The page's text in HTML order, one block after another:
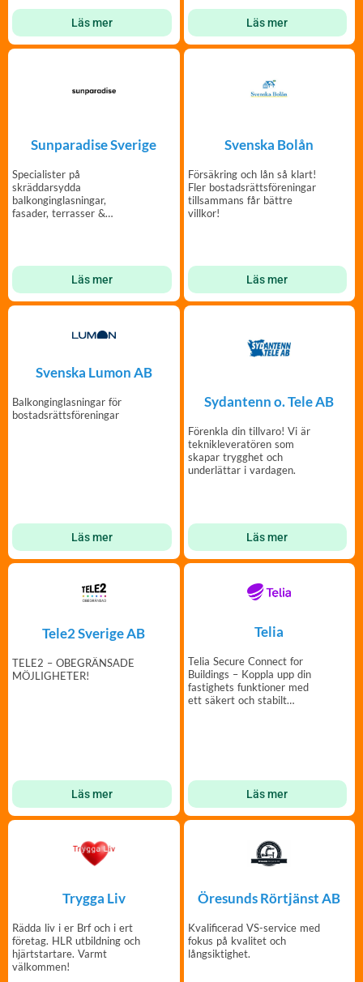
Läs mer Läs mer
Sunparadise Sverige
Specialister på
skräddarsydda
balkonginglasningar,
fasader, terrasser &
Läs mer
Svenska Bolån
Försäkring och lån så klart!
Fler bostadsrättsföreningar
tillsammans får bättre
villkor!
Läs mer
Svenska Lumon AB
Balkonginglasningar för
bostadsrättsföreningar
Läs mer
Sydantenn o. Tele AB
Förenkla din tillvaro! Vi är
teknikleveratören som
skapar trygghet och
underlättar i vardagen.
Läs mer
Tele2 Sverige AB
TELE2 – OBEGRÄNSADE
MÖJLIGHETER!
Läs mer
Telia
Telia Secure Connect for
Buildings – Koppla upp din
fastighets funktioner med
ett säkert och stabilt
Läs mer
Trygga Liv
Rädda liv i er Brf och i ert
företag. HLR utbildning och
hjärtstartare. Varmt
välkommen!
Öresunds Rörtjänst AB
Kvalificerad VS-service med
fokus på kvalitet och
långsiktighet.